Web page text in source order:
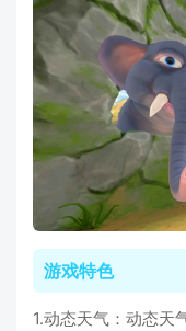
游戏特色
1.动态天气：动态天